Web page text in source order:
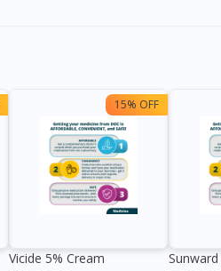
15% OFF
Vicide 5% Cream